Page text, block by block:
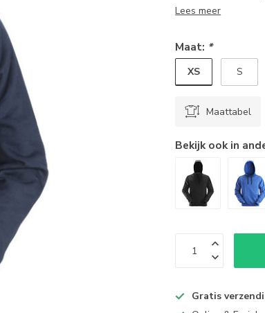
Lees meer
Maat: *
XS S
Maattabel
Bekijk ook in
Gratis